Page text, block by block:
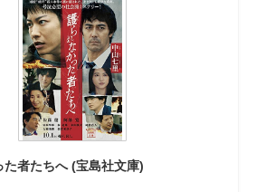
た者たちへ (宝島社文庫)